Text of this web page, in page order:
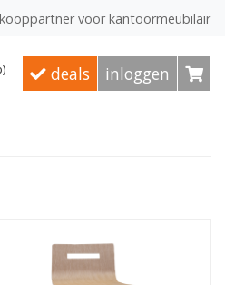
deals inloggen
voor kantoormeubilair